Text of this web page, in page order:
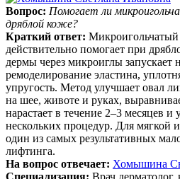
Вопрос: Помогает ли
дряблой коже?
Краткий ответ:
действительно помогает при
дермы через микроиглы запускает
ремоделирование эластина,
упругость. Метод улучшает овал
на шее, животе и руках,
нарастает в течение 2–3 месяцев и
нескольких процедур. Для мягкой
один из самых результативных
лифтинга.
На вопрос отвечает: Хомышина
Специализация: Врач дерматолог,